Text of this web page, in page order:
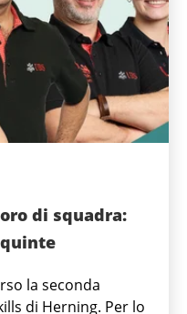
di squadra:
la seconda
di Herning. Per lo